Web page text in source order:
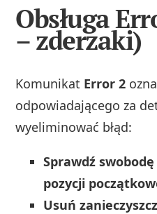
Obsługa
– zderzaki)
Komunikat Error 2
odpowiadającego za
wyeliminować błąd:
Sprawdź
pozycji
Usuń